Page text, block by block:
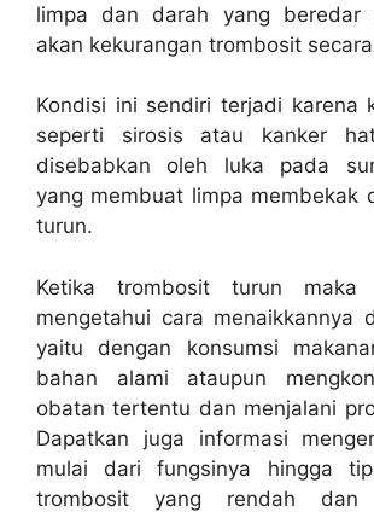
limpa dan darah yang beredar
akan kekurangan trombosit
Kondisi ini sendiri terjadi karena
seperti sirosis atau kanker
disebabkan oleh luka pada
yang membuat limpa membekak
turun.
Ketika trombosit turun maka
mengetahui cara menaikkannya
yaitu dengan konsumsi
bahan alami ataupun
obatan tertentu dan menjalani
Dapatkan juga informasi
mulai dari fungsinya hingga
trombosit yang rendah dan